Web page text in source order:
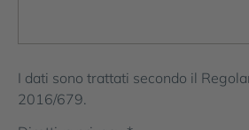
I dati sono trattati secondo il
2016/679.